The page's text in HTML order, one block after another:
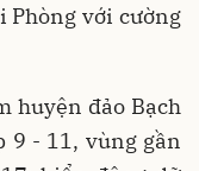
Phòng với cường
huyện đảo Bạch
9 - 11, vùng gần